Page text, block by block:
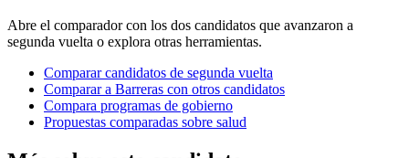
Abre el comparador con los dos candidatos que avanzaron a
segunda vuelta o explora otras herramientas.
Comparar candidatos de segunda vuelta
Comparar a Barreras con otros candidatos
Compara programas de gobierno
Propuestas comparadas sobre salud